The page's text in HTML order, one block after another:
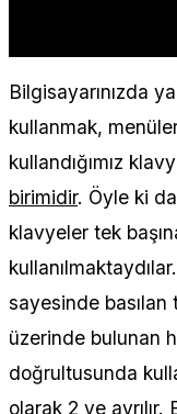
Bilgisayarınızda
kullanmak,
kullandığımız
birimidir. Öyle ki
klavyeler tek
sayesinde basılan
üzerinde bulunan
doğrultusunda
olarak 2 ye ayrılır.